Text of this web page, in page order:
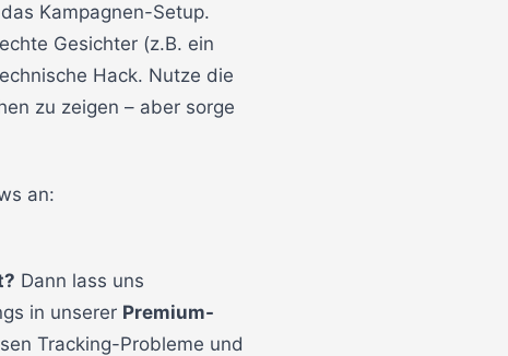
Kampagnen-Setup.
Gesichter (z.B. ein
Hack. Nutze die
zu zeigen – aber sorge
an:
Dann lass uns
in unserer Premium-
Tracking-Probleme und